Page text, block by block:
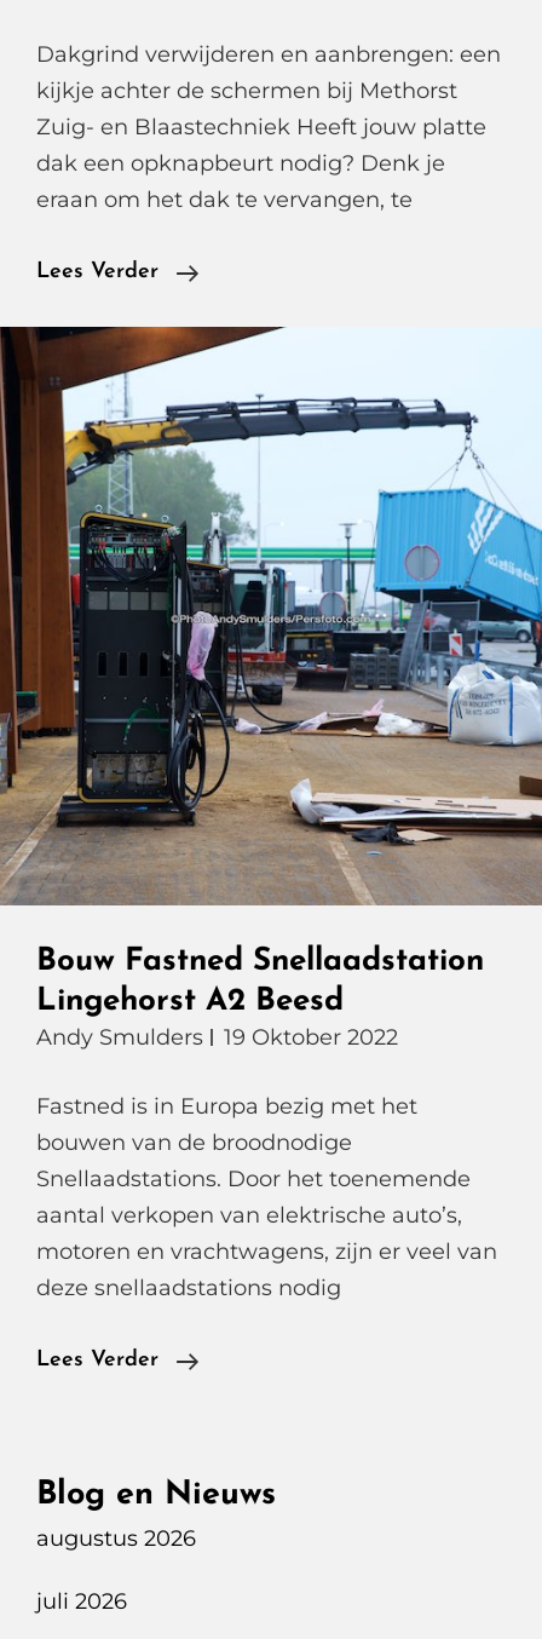
Dakgrind verwijderen en aanbrengen: een
kijkje achter de schermen bij Methorst
Zuig- en Blaastechniek Heeft jouw platte
dak een opknapbeurt nodig? Denk je
eraan om het dak te vervangen, te
Lees Verder
Dakgrind
Verwijderen
Nieuw
Grind
Laten
Aanbrengen
Bouw Fastned Snellaadstation
Lingehorst A2 Beesd
Andy Smulders 19 Oktober 2022
Fastned is in Europa bezig met het
bouwen van de broodnodige
Snellaadstations. Door het toenemende
aantal verkopen van elektrische auto’s,
motoren en vrachtwagens, zijn er veel van
deze snellaadstations nodig
Lees Verder
Bouw
A2
Blog en Nieuws
augustus 2026
juli 2026